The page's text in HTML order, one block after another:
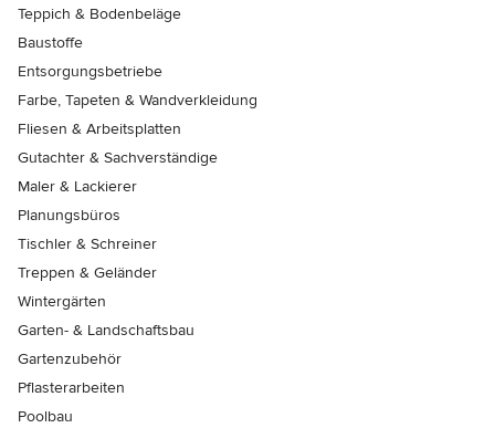
Teppich & Bodenbeläge
Baustoffe
Entsorgungsbetriebe
Farbe, Tapeten & Wandverkleidung
Fliesen & Arbeitsplatten
Gutachter & Sachverständige
Maler & Lackierer
Planungsbüros
Tischler & Schreiner
Treppen & Geländer
Wintergärten
Garten- & Landschaftsbau
Gartenzubehör
Pflasterarbeiten
Poolbau